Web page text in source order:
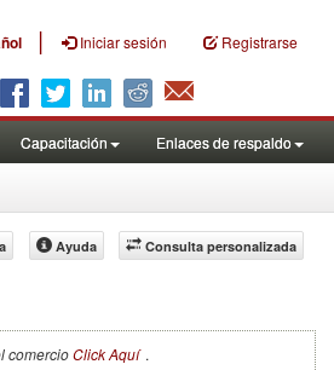
| Iniciar sesión Registrarse
Capacitación Enlaces de respaldo
Consulta personalizada
Ayuda
comercioClick Aquí .